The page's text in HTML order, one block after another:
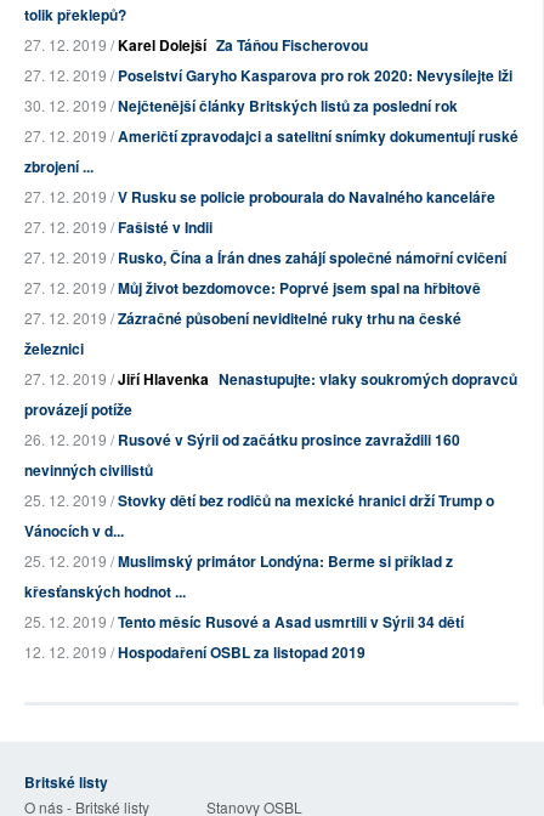
tolik překlepů?
27. 12. 2019 /Karel Dolejší Za Táňou Fischerovou
27. 12. 2019 /Poselství Garyho Kasparova pro rok 2020: Nevysílejte lži
30. 12. 2019 /Nejčtenější články Britských listů za poslední rok
27. 12. 2019 /Američtí zpravodajci a satelitní snímky dokumentují ruské
zbrojení ...
27. 12. 2019 /V Rusku se policie probourala do Navalného kanceláře
27. 12. 2019 /Fašisté v Indii
27. 12. 2019 /Rusko, Čína a Írán dnes zahájí společné námořní cvičení
27. 12. 2019 /Můj život bezdomovce: Poprvé jsem spal na hřbitově
27. 12. 2019 /Zázračné působení neviditelné ruky trhu na české
železnici
27. 12. 2019 /Jiří Hlavenka Nenastupujte: vlaky soukromých dopravců
provázejí potíže
26. 12. 2019 /Rusové v Sýrii od začátku prosince zavraždili 160
nevinných civilistů
25. 12. 2019 /Stovky dětí bez rodičů na mexické hranici drží Trump o
Vánocích v d...
25. 12. 2019 /Muslimský primátor Londýna: Berme si příklad z
křesťanských hodnot ...
25. 12. 2019 /Tento měsíc Rusové a Asad usmrtili v Sýrii 34 dětí
12. 12. 2019 /Hospodaření OSBL za listopad 2019
Britské listy
O nás - Britské listy Stanovy OSBL